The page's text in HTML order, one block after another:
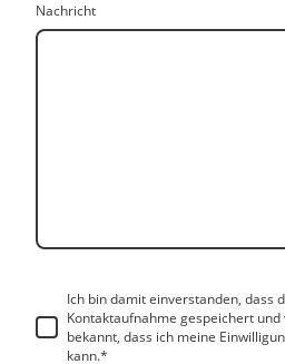
Nachricht
Ich bin damit einverstanden, dass
Kontaktaufnahme gespeichert
bekannt, dass ich meine
kann.*